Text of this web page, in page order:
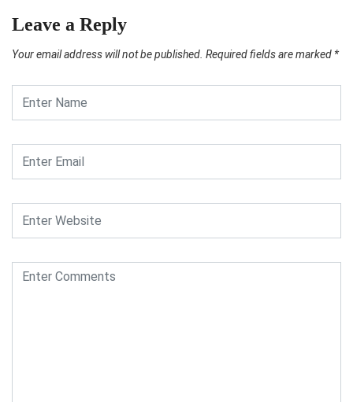
Leave a Reply
Your email address will not be published. Required fields are marked *